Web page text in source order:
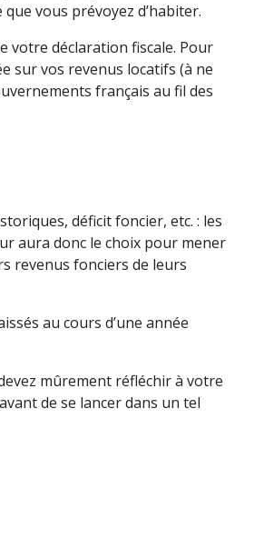
vous prévoyez d’habiter.
votre déclaration fiscale. Pour
sur vos revenus locatifs (à ne
français au fil des
déficit foncier, etc. : les
aura donc le choix pour mener
revenus fonciers de leurs
au cours d’une année
mûrement réfléchir à votre
de se lancer dans un tel